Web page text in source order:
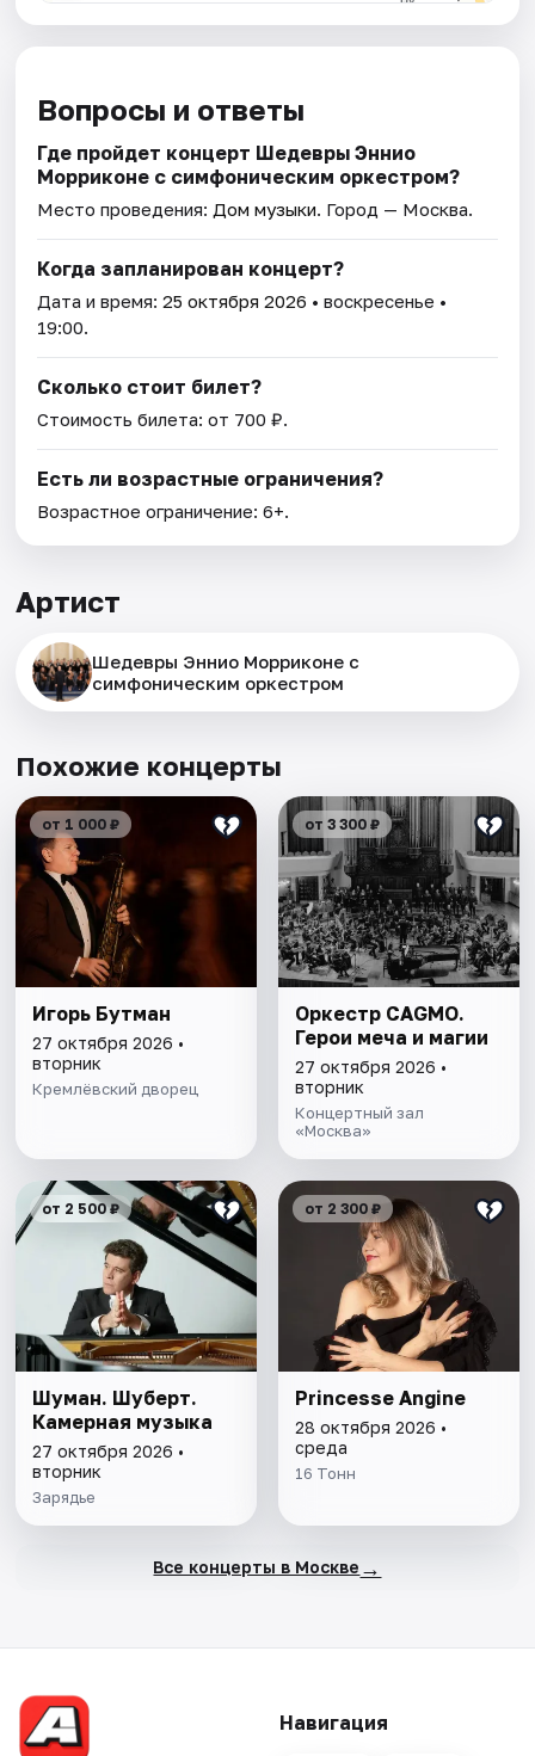
Вопросы и ответы
Где пройдет концерт Шедевры Эннио
Морриконе с симфоническим оркестром?
Место проведения: Дом музыки. Город — Москва.
Когда запланирован концерт?
Дата и время:25 октября 2026 • воскресенье •
19:00.
Сколько стоит билет?
Стоимость билета: от 700 ₽.
Есть ли возрастные ограничения?
Возрастное ограничение: 6+.
Артист
Шедевры Эннио Морриконе с
симфоническим оркестром
Похожие концерты
от 1 000 ₽
Игорь Бутман
27 октября 2026 •
вторник
Кремлёвский дворец
от 3 300 ₽
Оркестр CAGMO.
Герои меча и магии
27 октября 2026 •
вторник
Концертный зал
«Москва»
от 2 500 ₽
Шуман. Шуберт.
Камерная музыка
27 октября 2026 •
вторник
Зарядье
от 2 300 ₽
Princesse Angine
28 октября 2026 •
среда
16 Тонн
Все концерты в Москве →
Навигация